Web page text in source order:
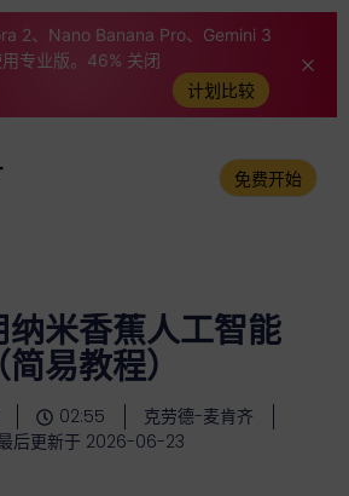
2、Nano Banana Pro、Gemini 3
专业版。46% 关闭
计划比较
免费开始
纳米香蕉人工智能
（简易教程）
02:55
克劳德-麦肯齐
后更新于 2026-06-23